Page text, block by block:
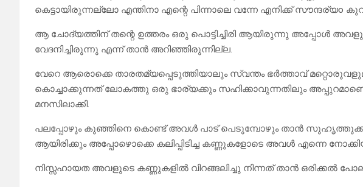
കെട്ടായിരുന്നല്ലോ എന്തിനാ എന്റെ പിന്നാലെ വന്നേ എനിക്ക് സൗന്ദര്യo
ആ ചോദ്യത്തിന് തന്റെ ഉത്തരം ഒരു പൊട്ടിച്ചിരി ആയിരുന്നു അപ്പോൾ
വേദനിച്ചിരുന്നു എന്ന് താൻ അറിഞ്ഞിരുന്നില്ല.
വേറെ ആരൊക്കെ താരതമ്യപ്പെടുത്തിയാലും സ്വന്തം ഭർത്താവ്
കൊച്ചാക്കുന്നത് ലോകത്തു ഒരു ഭാര്യക്കും സഹിക്കാവുന്നതിലും
മനസിലാക്കി.
പലപ്പോഴും കുഞ്ഞിനെ കൊണ്ട് അവൾ പാട് പെടുമ്പോഴും താൻ
ആയിരിക്കും അപ്പോഴൊക്കെ കലിപ്പിടിച്ച കണ്ണുകളോടെ അവൾ എന്നെ
നിസ്സഹായത അവളുടെ കണ്ണുകളിൽ വിറങ്ങലിച്ചു നിന്നത് താൻ ഒരിക്കൽ